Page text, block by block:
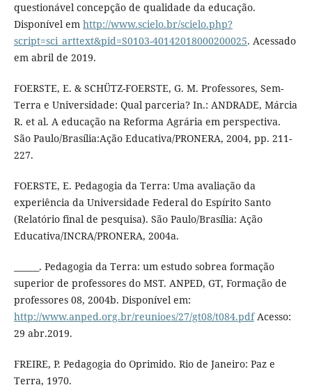
questionável concepção de qualidade da educação.
Disponível em http://www.scielo.br/scielo.php?
script=sci_arttext&pid=S0103-40142018000200025. Acessado
em abril de 2019.
FOERSTE, E. & SCHÜTZ-FOERSTE, G. M. Professores, Sem-
Terra e Universidade: Qual parceria? In.: ANDRADE, Márcia
R. et al. A educação na Reforma Agrária em perspectiva.
São Paulo/Brasília:Ação Educativa/PRONERA, 2004, pp. 211-
227.
FOERSTE, E. Pedagogia da Terra: Uma avaliação da
experiência da Universidade Federal do Espírito Santo
(Relatório final de pesquisa). São Paulo/Brasília: Ação
Educativa/INCRA/PRONERA, 2004a.
______. Pedagogia da Terra: um estudo sobrea formação
superior de professores do MST. ANPED, GT, Formação de
professores 08, 2004b. Disponível em:
http://www.anped.org.br/reunioes/27/gt08/t084.pdfAcesso:
29 abr.2019.
FREIRE, P. Pedagogia do Oprimido. Rio de Janeiro: Paz e
Terra, 1970.